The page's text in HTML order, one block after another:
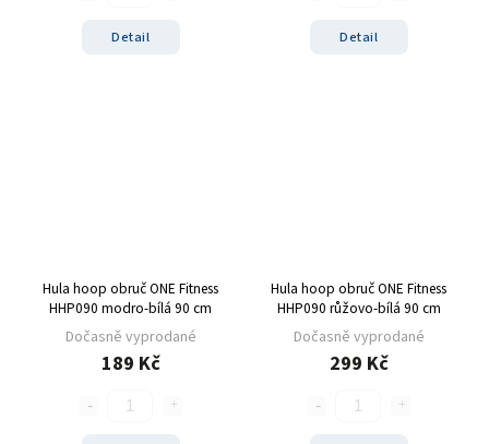
Detail Detail
Hula hoop obruč ONE Fitness
HHP090 modro-bílá 90 cm
Dočasně vyprodané
189 Kč
Hula hoop obruč ONE Fitness
HHP090 růžovo-bílá 90 cm
Dočasně vyprodané
299 Kč